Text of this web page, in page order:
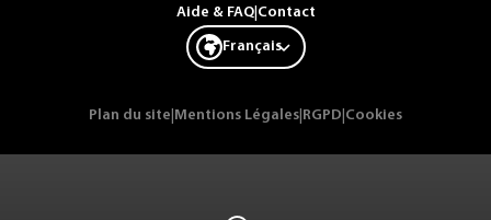
Aide & FAQ| Contact
Français
Plan du site Mentions Légales RGPD Cookies